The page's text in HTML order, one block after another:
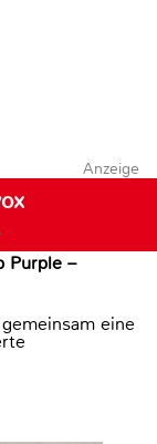
Anzeige
Purple –
eine